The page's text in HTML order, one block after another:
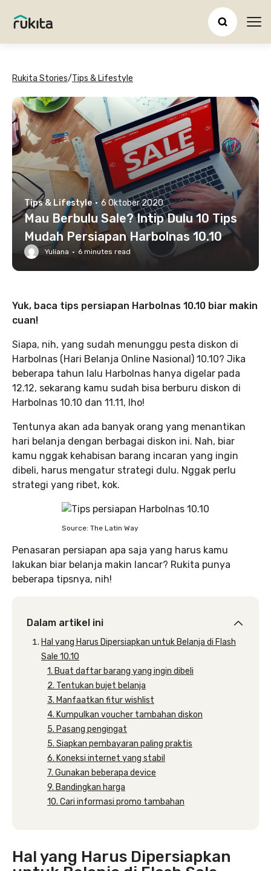
Rukita Stories/Tips & Lifestyle
Tips & Lifestyle · 6 Oktober 2020
Mau Berbulu Sale? Intip Dulu 10 Tips
Mudah Persiapan Harbolnas 10.10
Yuliana · 6 minutes read
Yuk, baca tips persiapan Harbolnas 10.10 biar makin
cuan!
Siapa, nih, yang sudah menunggu pesta diskon di
Harbolnas (Hari Belanja Online Nasional) 10.10? Jika
beberapa tahun lalu Harbolnas hanya digelar pada
12.12, sekarang kamu sudah bisa berburu diskon di
Harbolnas 10.10 dan 11.11, lho!
Tentunya akan ada banyak orang yang menantikan
hari belanja dengan berbagai diskon ini. Nah, biar
kamu nggak kehabisan barang incaran yang ingin
dibeli, harus mengatur strategi dulu. Nggak perlu
strategi yang ribet, kok.
Source: The Latin Way
Penasaran persiapan apa saja yang harus kamu
lakukan biar belanja makin lancar? Rukita punya
beberapa tipsnya, nih!
Dalam artikel ini
Hal yang Harus Dipersiapkan untuk Belanja di Flash
Sale 10.10
1. Buat daftar barang yang ingin dibeli
2. Tentukan bujet belanja
3. Manfaatkan fitur wishlist
4. Kumpulkan voucher tambahan diskon
5. Pasang pengingat
5. Siapkan pembayaran paling praktis
6. Koneksi internet yang stabil
7. Gunakan beberapa device
9. Bandingkan harga
10. Cari informasi promo tambahan
Hal yang Harus Dipersiapkan